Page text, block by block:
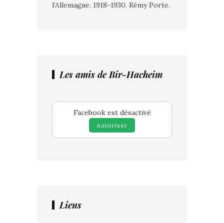
l’Allemagne. 1918-1930. Rémy Porte.
Les amis de Bir-Hacheim
Facebook est désactivé
Autoriser
Liens